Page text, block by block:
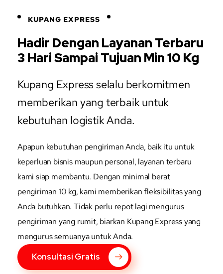
KUPANG EXPRESS
Hadir Dengan Layanan Terbaru
3 Hari Sampai Tujuan Min 10 Kg
Kupang Express selalu berkomitmen
memberikan yang terbaik untuk
kebutuhan logistik Anda.
Apapun kebutuhan pengiriman Anda, baik itu untuk
keperluan bisnis maupun personal, layanan terbaru
kami siap membantu. Dengan minimal berat
pengiriman 10 kg, kami memberikan fleksibilitas yang
Anda butuhkan. Tidak perlu repot lagi mengurus
pengiriman yang rumit, biarkan Kupang Express yang
mengurus semuanya untuk Anda.
Konsultasi Gratis